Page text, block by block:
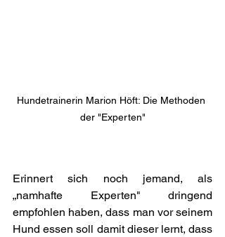
Hundetrainerin Marion Höft: Die Methoden
der "Experten"
Erinnert sich noch jemand, als
„namhafte Experten" dringend
empfohlen haben, dass man vor seinem
Hund essen soll damit dieser lernt, dass